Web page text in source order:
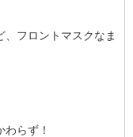
フロントマスクなま
らず！